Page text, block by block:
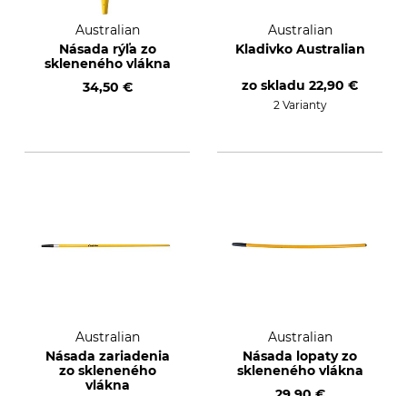
Australian
Násada rýľa zo
skleneného vlákna
34,50 €
Australian
Kladivko Australian
zo skladu 22,90 €
2 Varianty
Australian
Násada zariadenia
zo skleneného
vlákna
Australian
Násada lopaty zo
skleneného vlákna